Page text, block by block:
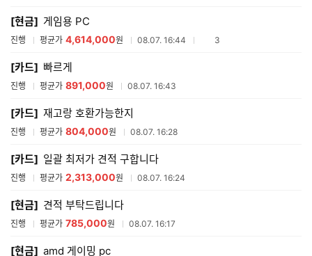
[현금] 게임용 PC
진행 평균가 4,614,000원 08.07. 16:44 참여업체수
3
[카드] 빠르게
진행 평균가 891,000원 08.07. 16:43
[카드] 재고랑 호환가능한지
진행 평균가 804,000원 08.07. 16:28
[카드] 일괄 최저가 견적 구합니다
진행 평균가 2,313,000원 08.07. 16:24
[현금] 견적 부탁드립니다
진행 평균가 785,000원 08.07. 16:17
[현금] amd 게이밍 pc